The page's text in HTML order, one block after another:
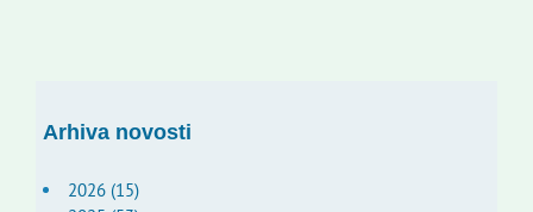
Arhiva novosti
2026 (15)